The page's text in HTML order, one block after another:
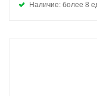
Наличие: более 8